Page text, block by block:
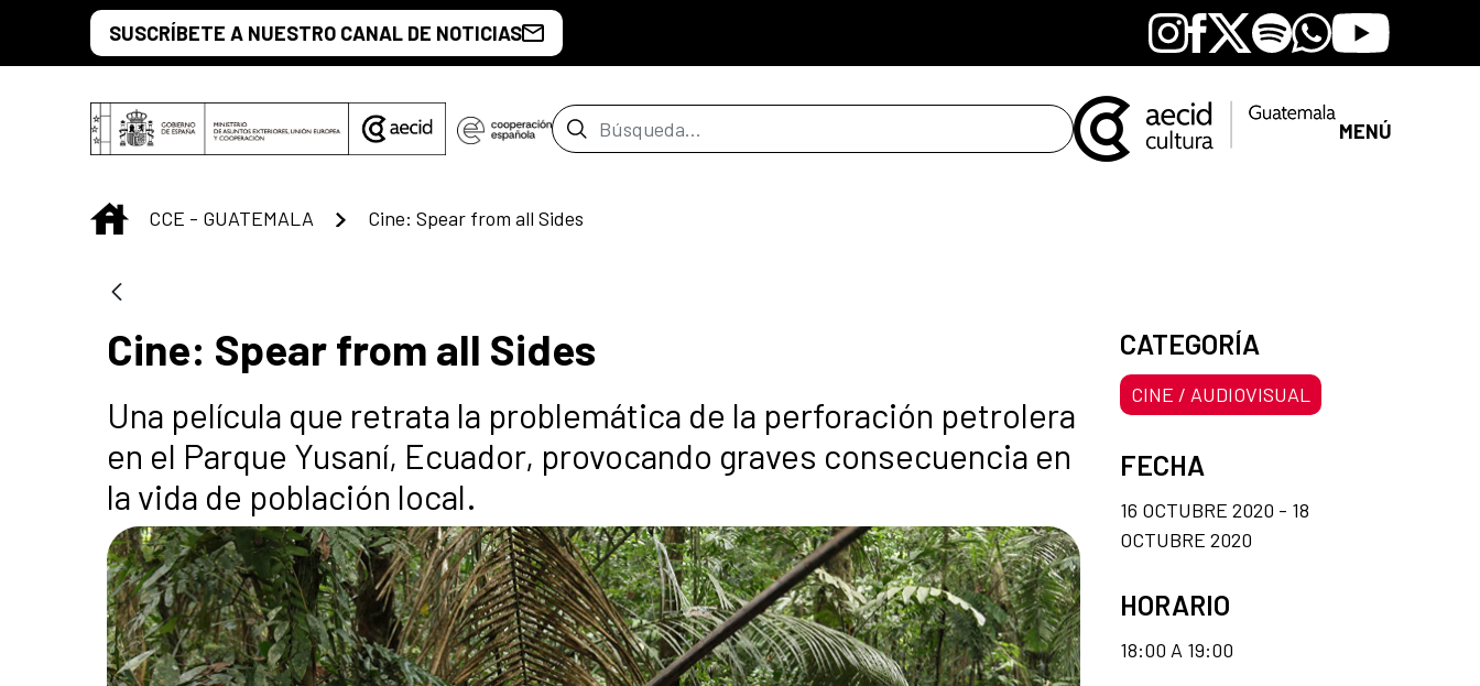
Saltar al contenido principal
SUSCRÍBETE A NUESTRO CANAL DE NOTICIAS Instagram
Facebook
X SpotifyWhatsapp
Youtube
Barra de búsqueda MENÚ
INICIO
CCE - GUATEMALA Cine: Spear from all Sides
Cine: Spear from all Sides
Una película que retrata la problemática de la perforación petrolera
en el Parque Yusaní, Ecuador, provocando graves consecuencia en
la vida de población local.
CATEGORÍA
CINE / AUDIOVISUAL
FECHA
16 OCTUBRE 2020 - 18
OCTUBRE 2020
HORARIO
18:00 A 19:00